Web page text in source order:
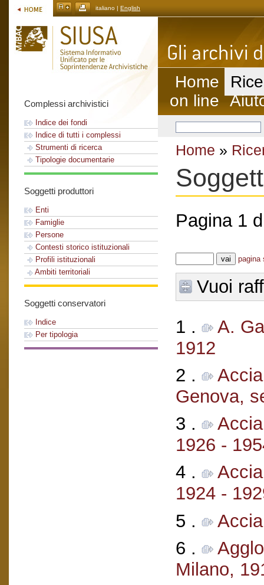
italiano | English
Complessi archivistici
Indice dei fondi
Indice di tutti i complessi
Strumenti di ricerca
Tipologie documentarie
Soggetti produttori
Enti
Famiglie
Persone
Contesti storico istituzionali
Profili istituzionali
Ambiti territoriali
Soggetti conservatori
Indice
Per tipologia
Home
on line
Home »
Pagina 1
pagina
Vuoi
1 .
A.
1912
2 .
Genova,
3 .
1926 -
4 .
1924 -
5 .
6 .
Milano,